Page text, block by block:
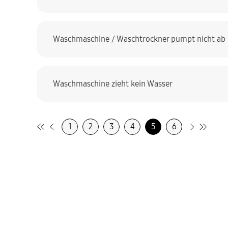
Waschmaschine / Waschtrockner pumpt nicht ab
Waschmaschine zieht kein Wasser
1 2 3 4 5 6